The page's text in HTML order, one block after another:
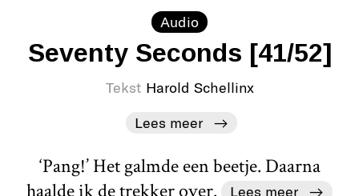
Audio
Seventy Seconds [41/52]
Tekst Harold Schellinx
Lees meer
‘Pang!’ Het galmde een beetje. Daarna
haalde ik de trekker over.
Lees meer